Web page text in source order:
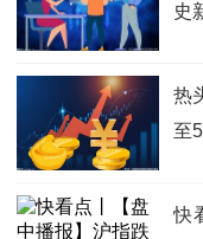
史
热
至
快